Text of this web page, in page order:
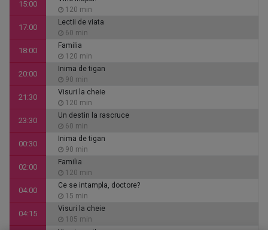
15:00
120 min
17:00
Lectii de viata
60 min
18:00
Familia
120 min
20:00
Inima de tigan
90 min
21:30
Visuri la cheie
120 min
23:30
Un destin la rascruce
60 min
00:30
Inima de tigan
90 min
02:00
Familia
120 min
04:00
Ce se intampla, doctore?
15 min
04:15
Visuri la cheie
105 min